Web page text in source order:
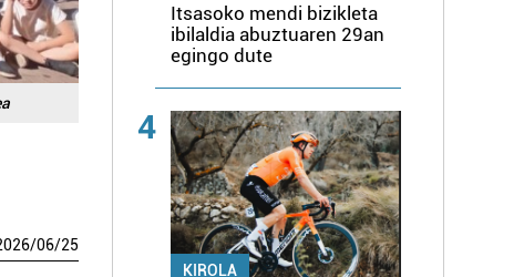
/06/25
Itsasoko mendi bizikleta
ibilaldia abuztuaren 29an
egingo dute
4
KIROLA